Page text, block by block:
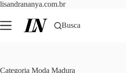
lisandrananya.com.brPular
o
conteúdo
Busca
Categoria Moda Madura